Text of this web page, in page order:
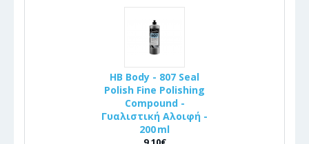
HB Body - 807 Seal
Polish Fine Polishing
Compound -
Γυαλιστική Αλοιφή -
200 ml